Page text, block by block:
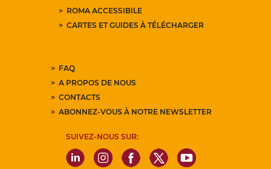
ROMA ACCESSIBILE
CARTES ET GUIDES À TÉLÉCHARGER
FAQ
A PROPOS DE NOUS
CONTACTS
ABONNEZ-VOUS À NOTRE NEWSLETTER
SUIVEZ-NOUS SUR: